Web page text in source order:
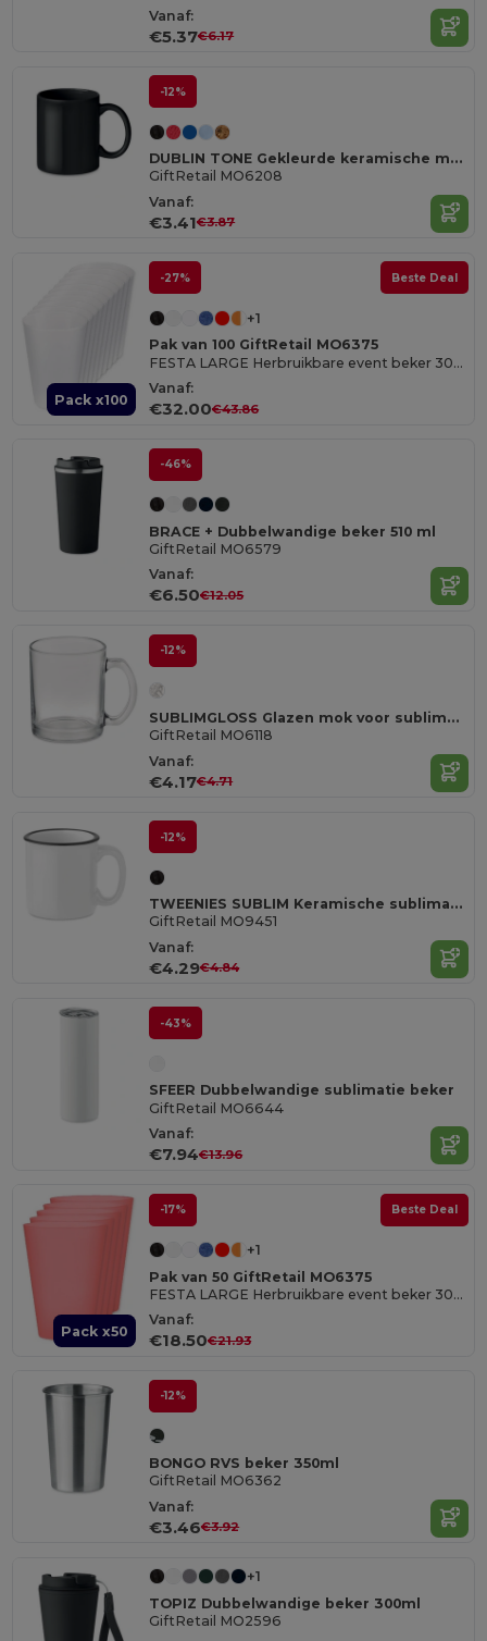
Vanaf:
€5.37€6.17
-12%
DUBLIN TONE Gekleurde keramische mok 300ml
GiftRetail MO6208
Vanaf:
€3.41€3.87
Pack x100
-27% Beste Deal
+1
Pak van 100 GiftRetail MO6375
FESTA LARGE Herbruikbare event beker 300ml
Vanaf:
€32.00€43.86
-46%
BRACE + Dubbelwandige beker 510 ml
GiftRetail MO6579
Vanaf:
€6.50€12.05
-12%
SUBLIMGLOSS Glazen mok voor sublimatie
GiftRetail MO6118
Vanaf:
€4.17€4.71
-12%
TWEENIES SUBLIM Keramische sublimatie beker
GiftRetail MO9451
Vanaf:
€4.29€4.84
-43%
SFEER Dubbelwandige sublimatie beker
GiftRetail MO6644
Vanaf:
€7.94€13.96
Pack x50
-17% Beste Deal
+1
Pak van 50 GiftRetail MO6375
FESTA LARGE Herbruikbare event beker 300ml
Vanaf:
€18.50€21.93
-12%
BONGO RVS beker 350ml
GiftRetail MO6362
Vanaf:
€3.46€3.92
+1
TOPIZ Dubbelwandige beker 300ml
GiftRetail MO2596